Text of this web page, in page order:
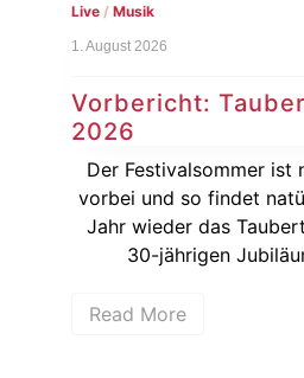
/Musik
1. August 2026
Vorbericht:
2026
Der Festivalsommer ist
vorbei und so findet
Jahr wieder das Taubertal
30-jährigen Jubiläum
Read More